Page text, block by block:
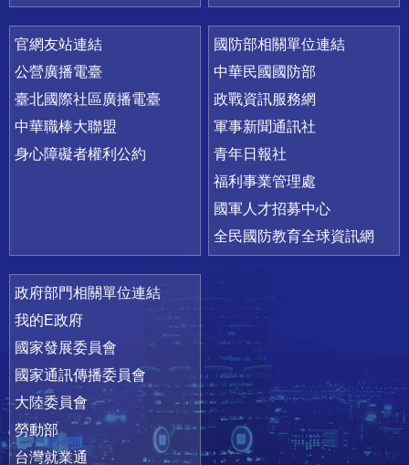
官網友站連結
公營廣播電臺
臺北國際社區廣播電臺
中華職棒大聯盟
身心障礙者權利公約
國防部相關單位連結
中華民國國防部
政戰資訊服務網
軍事新聞通訊社
青年日報社
福利事業管理處
國軍人才招募中心
全民國防教育全球資訊網
政府部門相關單位連結
我的E政府
國家發展委員會
國家通訊傳播委員會
大陸委員會
勞動部
台灣就業通